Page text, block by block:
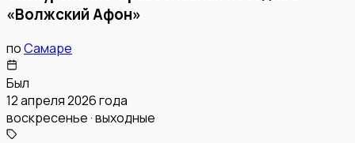
«Волжский Афон»
поСамаре
Был
12 апреля 2026 года
воскресенье · выходные